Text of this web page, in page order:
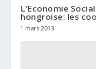
L’Economie
hongroise: les
1 mars 2013